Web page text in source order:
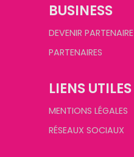
BUSINESS
DEVENIR PARTENAIRE
PARTENAIRES
LIENS UTILES
MENTIONS LÉGALES
RÉSEAUX SOCIAUX